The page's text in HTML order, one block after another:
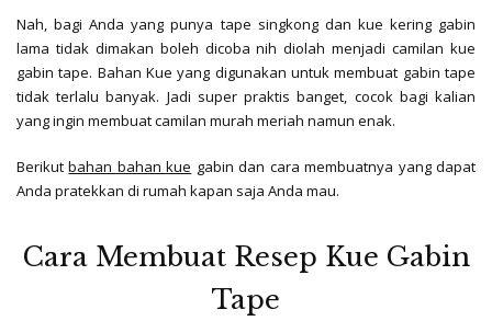
Nah, bagi Anda yang punya tape singkong dan kue kering gabin
lama tidak dimakan boleh dicoba nih diolah menjadi camilan kue
gabin tape. Bahan Kue yang digunakan untuk membuat gabin tape
tidak terlalu banyak. Jadi super praktis banget, cocok bagi kalian
yang ingin membuat camilan murah meriah namun enak.
Berikutbahan bahan kue gabin dan cara membuatnya yang dapat
Anda pratekkan di rumah kapan saja Anda mau.
Cara Membuat Resep Kue Gabin
Tape